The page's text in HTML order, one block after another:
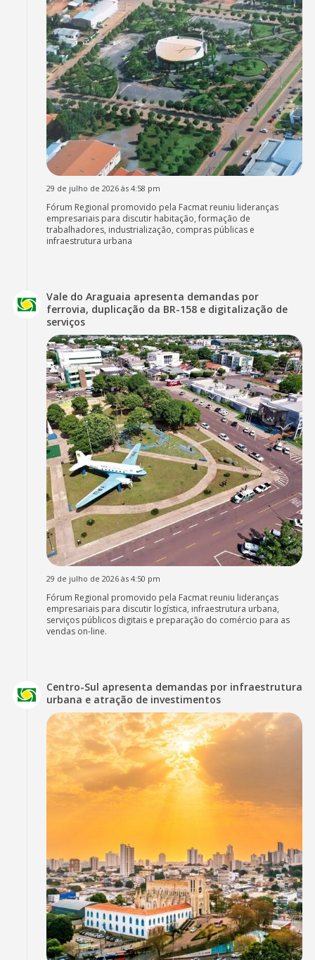
29 de julho de 2026 às 4:58 pm
Fórum Regional promovido pela Facmat reuniu lideranças
empresariais para discutir habitação, formação de
trabalhadores, industrialização, compras públicas e
infraestrutura urbana
Vale do Araguaia apresenta demandas por
ferrovia, duplicação da BR-158 e digitalização de
serviços
29 de julho de 2026 às 4:50 pm
Fórum Regional promovido pela Facmat reuniu lideranças
empresariais para discutir logística, infraestrutura urbana,
serviços públicos digitais e preparação do comércio para as
vendas on-line.
Centro-Sul apresenta demandas por infraestrutura
urbana e atração de investimentos